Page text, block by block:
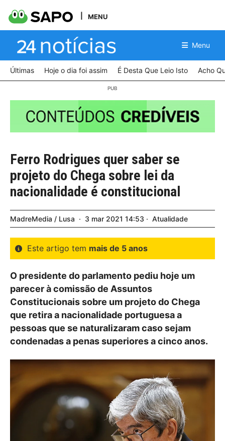
MENU
Menu
Últimas Hoje o dia foi assim É Desta Que Leio Isto Acho
Ferro Rodrigues quer saber se
projeto do Chega sobre lei da
nacionalidade é constitucional
MadreMedia / Lusa 3 mar 2021 14:53 Atualidade
Este artigo tem mais de 5 anos
O presidente do parlamento pediu hoje um
parecer à comissão de Assuntos
Constitucionais sobre um projeto do Chega
que retira a nacionalidade portuguesa a
pessoas que se naturalizaram caso sejam
condenadas a penas superiores a cinco anos.